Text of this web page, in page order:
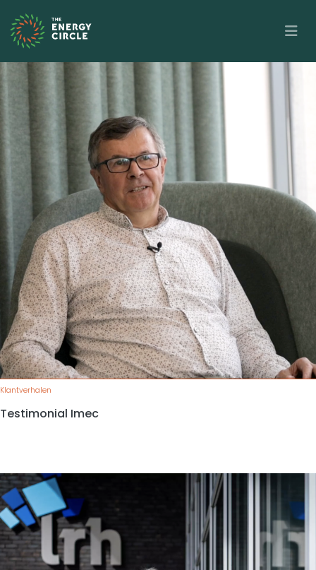
Klantverhalen
Testimonial Imec